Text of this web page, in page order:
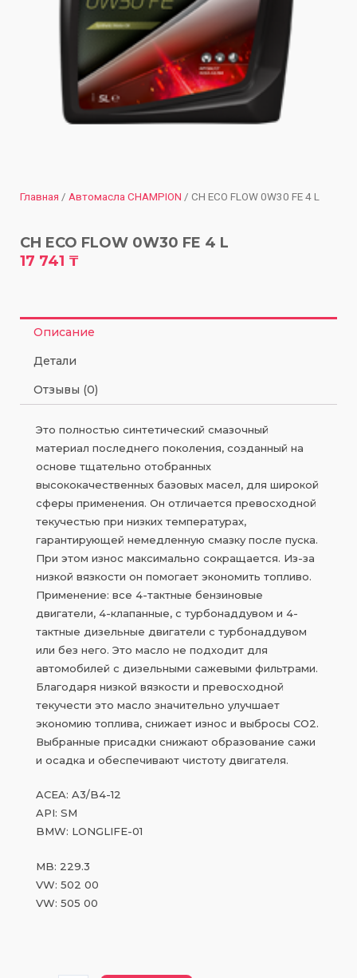
Главная / Автомасла CHAMPION / CH ECO FLOW 0W30 FE 4 L
CH ECO FLOW 0W30 FE 4 L
17 741 ₸
Описание
Детали
Отзывы (0)
Это полностью синтетический смазочный
материал последнего поколения, созданный на
основе тщательно отобранных
высококачественных базовых масел, для широкой
сферы применения. Он отличается превосходной
текучестью при низких температурах,
гарантирующей немедленную смазку после пуска.
При этом износ максимально сокращается. Из-за
низкой вязкости он помогает экономить топливо.
Применение: все 4-тактные бензиновые
двигатели, 4-клапанные, с турбонаддувом и 4-
тактные дизельные двигатели с турбонаддувом
или без него. Это масло не подходит для
автомобилей с дизельными сажевыми фильтрами.
Благодаря низкой вязкости и превосходной
текучести это масло значительно улучшает
экономию топлива, снижает износ и выбросы CO2.
Выбранные присадки снижают образование сажи
и осадка и обеспечивают чистоту двигателя.
ACEA: A3/B4-12
API: SM
BMW: LONGLIFE-01
MB: 229.3
VW: 502 00
VW: 505 00